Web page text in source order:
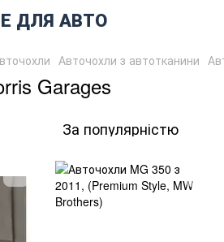
ДЛЯ АВТО
Авточохли з автотканини
Garages
За популярністю